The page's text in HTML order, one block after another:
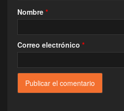
Nombre *
Correo electrónico *